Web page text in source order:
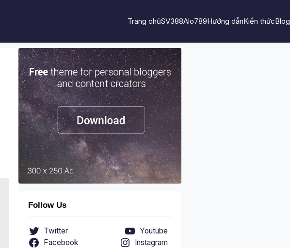
Trang chủSV388Alo789Hướng dẫnKiến thứcBlog
Follow Us
Twitter
Youtube
Facebook
Instagram